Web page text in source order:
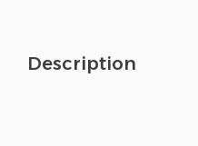
Description